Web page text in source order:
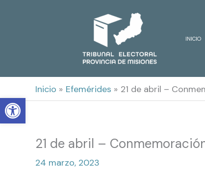
Open toolbar
INICIO
Inicio Efemérides 21 de abril –
21 de abril –
24 marzo, 2023